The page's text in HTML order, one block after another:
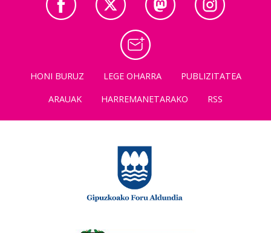
HONI BURUZ LEGE OHARRA
PUBLIZITATEA
ARAUAK
HARREMANETARAKO RSS